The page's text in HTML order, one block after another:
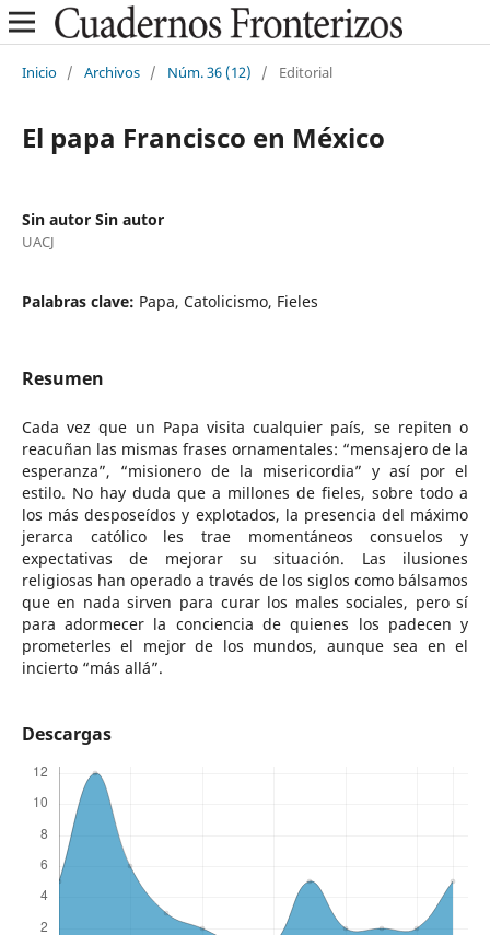
Inicio / Archivos / Núm. 36 (12) / Editorial
El papa Francisco en México
Sin autor Sin autor
UACJ
Palabras clave: Papa, Catolicismo, Fieles
Resumen
Cada vez que un Papa visita cualquier país, se repiten o
reacuñan las mismas frases ornamentales: “mensajero de la
esperanza”, “misionero de la misericordia” y así por el
estilo. No hay duda que a millones de fieles, sobre todo a
los más desposeídos y explotados, la presencia del máximo
jerarca católico les trae momentáneos consuelos y
expectativas de mejorar su situación. Las ilusiones
religiosas han operado a través de los siglos como bálsamos
que en nada sirven para curar los males sociales, pero sí
para adormecer la conciencia de quienes los padecen y
prometerles el mejor de los mundos, aunque sea en el
incierto “más allá”.
Descargas